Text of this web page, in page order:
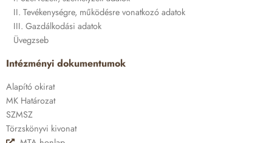
II. Tevékenységre, működésre vonatkozó adatok
III. Gazdálkodási adatok
Üvegzseb
Intézményi dokumentumok
Alapító okirat
MK Határozat
SZMSZ
Törzskönyvi kivonat